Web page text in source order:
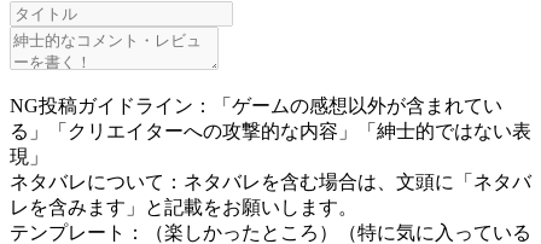
NG投稿ガイドライン：「ゲームの感想以外が含まれてい
る」「クリエイターへの攻撃的な内容」「紳士的ではない表
現」
ネタバレについて：ネタバレを含む場合は、文頭に「ネタバ
レを含みます」と記載をお願いします。
テンプレート：（楽しかったところ）（特に気に入っている